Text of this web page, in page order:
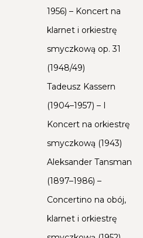
1956) – Koncert na
klarnet i orkiestrę
smyczkową op. 31
(1948/49)
Tadeusz Kassern
(1904–1957) – I
Koncert na orkiestrę
smyczkową (1943)
Aleksander Tansman
(1897–1986) –
Concertino na obój,
klarnet i orkiestrę